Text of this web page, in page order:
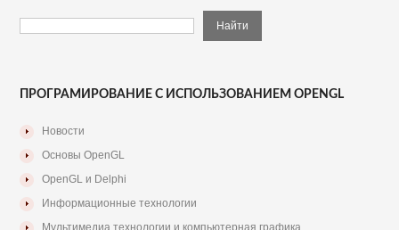
ПРОГРАМИРОВАНИЕ С ИСПОЛЬЗОВАНИЕМ OPENGL
Новости
Основы OpenGL
OpenGL и Delphi
Информационные технологии
Мультимедиа технологии и компьютерная графика